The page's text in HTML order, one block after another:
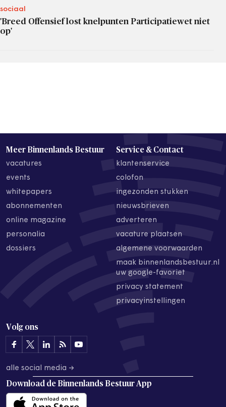
sociaal
'Breed Offensief lost knelpunten Participatiewet niet
op'
Meer Binnenlands Bestuur
vacatures
events
whitepapers
abonnementen
online magazine
personalia
dossiers
Service & Contact
klantenservice
colofon
ingezonden stukken
nieuwsbrieven
adverteren
vacature plaatsen
algemene voorwaarden
maak binnenlandsbestuur.nl
uw google-favoriet
privacy statement
privacyinstellingen
Volg ons
alle social media →
Download de Binnenlands Bestuur App